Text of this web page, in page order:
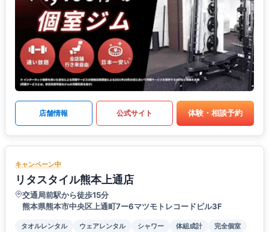
店舗情報 公式サイト 体験・相談予約
キャンペーン中
リタスタイル熊本上通店
交通局前駅から徒歩15分
熊本県熊本市中央区上通町7ー6マツモトレコードビル3F
タオルレンタル ウェアレンタル シャワー 体組成計
完全個室